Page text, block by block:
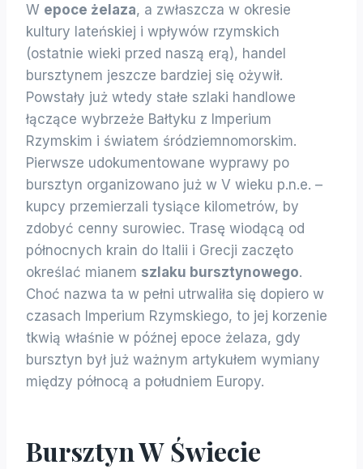
W epoce żelaza, a zwłaszcza w okresie
kultury lateńskiej i wpływów rzymskich
(ostatnie wieki przed naszą erą), handel
bursztynem jeszcze bardziej się ożywił.
Powstały już wtedy stałe szlaki handlowe
łączące wybrzeże Bałtyku z Imperium
Rzymskim i światem śródziemnomorskim.
Pierwsze udokumentowane wyprawy po
bursztyn organizowano już w V wieku p.n.e. –
kupcy przemierzali tysiące kilometrów, by
zdobyć cenny surowiec. Trasę wiodącą od
północnych krain do Italii i Grecji zaczęto
określać mianem szlaku bursztynowego.
Choć nazwa ta w pełni utrwaliła się dopiero w
czasach Imperium Rzymskiego, to jej korzenie
tkwią właśnie w późnej epoce żelaza, gdy
bursztyn był już ważnym artykułem wymiany
między północą a południem Europy.
Bursztyn W Świecie